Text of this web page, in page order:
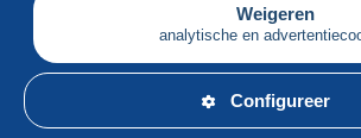
Weigeren
analytische en
Configureer
Schrijven